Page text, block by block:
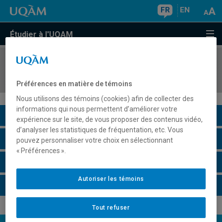
FR EN
Étudier à l'UQAM
COURS//
Description du cours
Horaire - Été 2026
Préférences en matière de témoins
Nous utilisons des témoins (cookies) afin de collecter des
informations qui nous permettent d’améliorer votre
expérience sur le site, de vous proposer des contenus vidéo,
d’analyser les statistiques de fréquentation, etc. Vous
pouvez personnaliser votre choix en sélectionnant
« Préférences ».
Tout refuser
Autoriser les témoins